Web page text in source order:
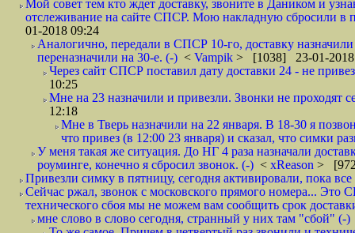
Мой совет тем кто ждет доставку, звоните в Даником и
отслеживание на сайте СПСР. Мою накладную сбросили
01-2018 09:24
Аналогично, передали в СПСР 10-го, доставку
переназначили на 30-е. (-) < Vampik > [1038] 23-01-2018
Через сайт СПСР поставил дату доставки 24 - не
10:25
Мне на 23 назначили и привезли. Звонки не
12:18
Мне в Тверь назначили на 22 января. В 18-30 я
что привез (в 12:00 23 января) и сказал, что симки
У меня такая же ситуация. До НГ 4 раза назначали
роуминге, конечно я сбросил звонок. (-) < xReason >
Привезли симку в пятницу, сегодня активировали, пока
Сейчас ржал, звонок с московского прямого номера... Это
технического сбоя мы не можем вам сообщить срок
мне слово в слово сегодня, странный у них там "сбой" (-)